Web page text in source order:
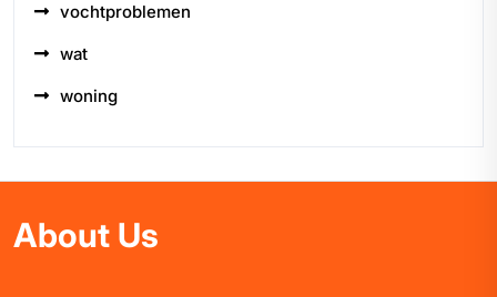
vochtproblemen
wat
woning
About Us